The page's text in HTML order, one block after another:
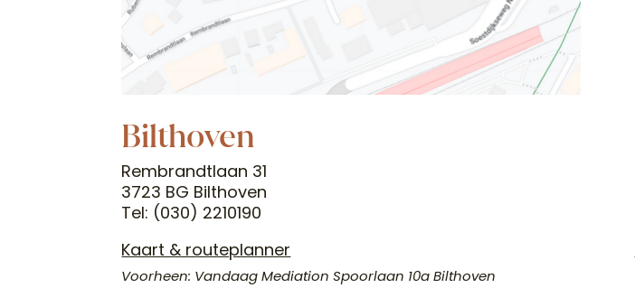
Bilthoven
Rembrandtlaan 31
3723 BG Bilthoven
Tel: (030) 2210190
Kaart & routeplanner
Voorheen: Vandaag Mediation Spoorlaan 10a Bilthoven